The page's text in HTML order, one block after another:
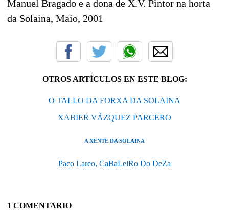
Manuel Bragado e a dona de X.V. Pintor na horta
da Solaina, Maio, 2001
OTROS ARTÍCULOS EN ESTE BLOG:
O TALLO DA FORXA DA SOLAINA
XABIER VÁZQUEZ PARCERO
A XENTE DA SOLAINA
Paco Lareo, CaBaLeiRo Do DeZa
1 COMENTARIO